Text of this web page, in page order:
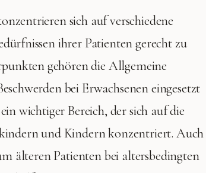
sich auf verschiedene
ihrer Patienten gerecht zu
gehören die Allgemeine
bei Erwachsenen eingesetzt
wichtiger Bereich, der sich auf die
und Kindern konzentriert. Auch
älteren Patienten bei altersbedingten